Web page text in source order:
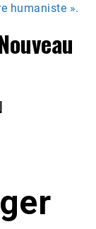
humaniste ».